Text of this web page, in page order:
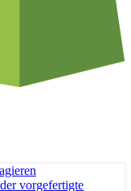
vorgefertigte